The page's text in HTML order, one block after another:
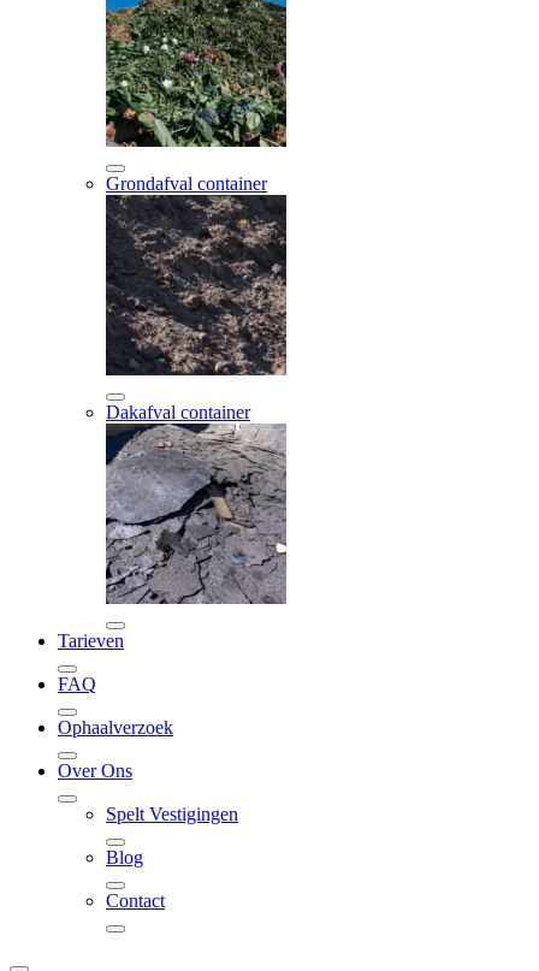
Grondafval container
Dakafval container
Tarieven
FAQ
Ophaalverzoek
Over Ons
Spelt Vestigingen
Blog
Contact